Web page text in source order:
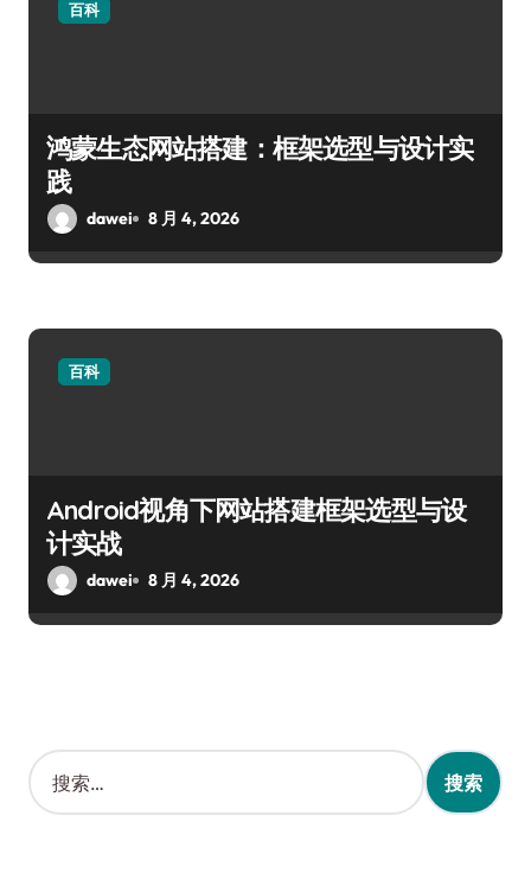
百科
鸿蒙生态网站搭建：框架选型与设计实
践
dawei 8 月 4, 2026
百科
Android视角下网站搭建框架选型与设
计实战
dawei 8 月 4, 2026
搜
索
：